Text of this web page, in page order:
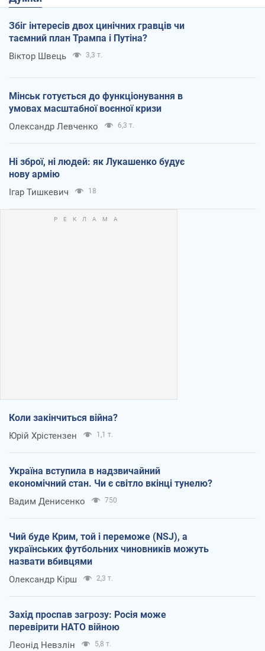
Збіг інтересів двох цинічних гравців чи
таємний план Трампа і Путіна?
Віктор Швець 3,3 т.
Мінськ готується до функціонування в
умовах масштабної воєнної кризи
Олександр Левченко 6,3 т.
Ні зброї, ні людей: як Лукашенко будує
нову армію
Ігар Тишкевич 18
Коли закінчиться війна?
Юрій Хрістензен 1,1 т.
Україна вступила в надзвичайний
економічний стан. Чи є світло вкінці тунелю?
Вадим Денисенко 750
Чий буде Крим, той і переможе (NSJ), а
українських футбольних чиновників можуть
назвати вбивцями
Олександр Кірш 2,3 т.
Захід проспав загрозу: Росія може
перевірити НАТО війною
Леонід Невзлін 5,8 т.